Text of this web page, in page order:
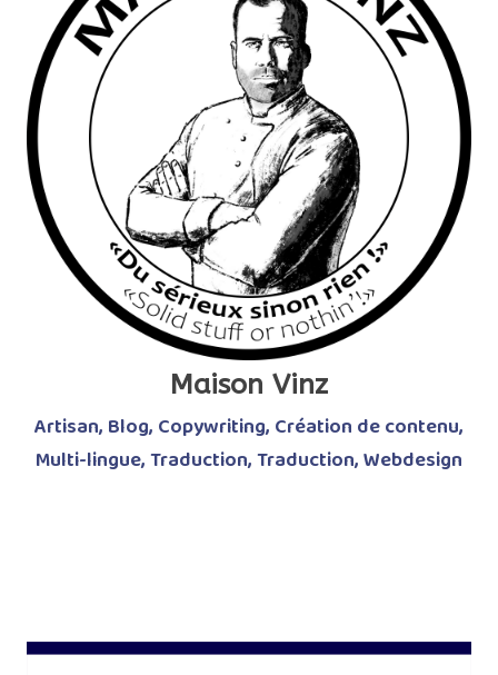
Maison Vinz
Artisan, Blog, Copywriting, Création de contenu,
Multi-lingue,Traduction,Traduction,Webdesign